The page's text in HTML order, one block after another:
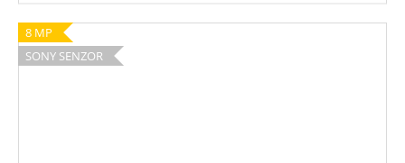
8 MP
SONY SENZOR